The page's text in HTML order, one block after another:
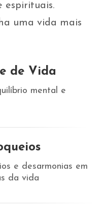
espirituais.
uma vida mais
de Vida
mental e
e desarmonias em
da vida